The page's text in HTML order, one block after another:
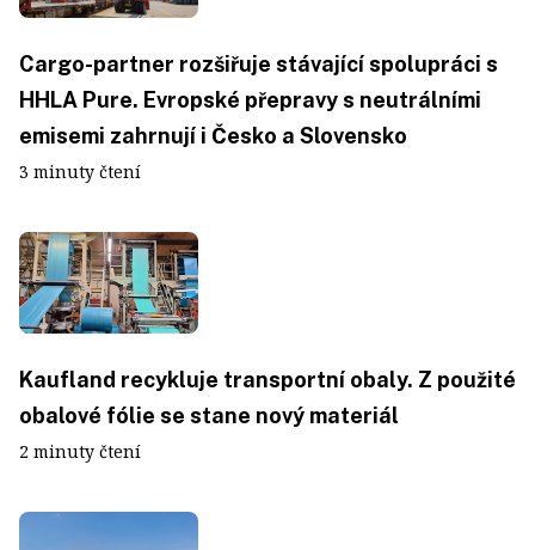
Cargo-partner rozšiřuje stávající spolupráci s
HHLA Pure. Evropské přepravy s neutrálními
emisemi zahrnují i Česko a Slovensko
3 minuty čtení
Kaufland recykluje transportní obaly. Z použité
obalové fólie se stane nový materiál
2 minuty čtení